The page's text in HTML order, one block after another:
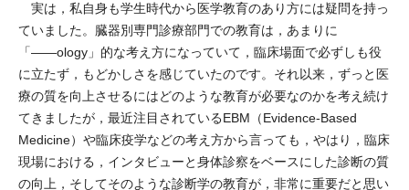
実は，私自身も学生時代から医学教育のあり方には疑問を持っ
ていました。臓器別専門診療部門での教育は，あまりに
「――ology」的な考え方になっていて，臨床場面で必ずしも役
に立たず，もどかしさを感じていたのです。それ以来，ずっと医
療の質を向上させるにはどのような教育が必要なのかを考え続け
てきましたが，最近注目されているEBM（Evidence-Based
Medicine）や臨床疫学などの考え方から言っても，やはり，臨床
現場における，インタビューと身体診察をベースにした診断の質
の向上，そしてそのような診断学の教育が，非常に重要だと思い